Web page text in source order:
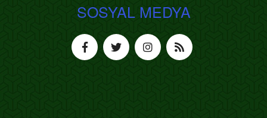
SOSYAL MEDYA